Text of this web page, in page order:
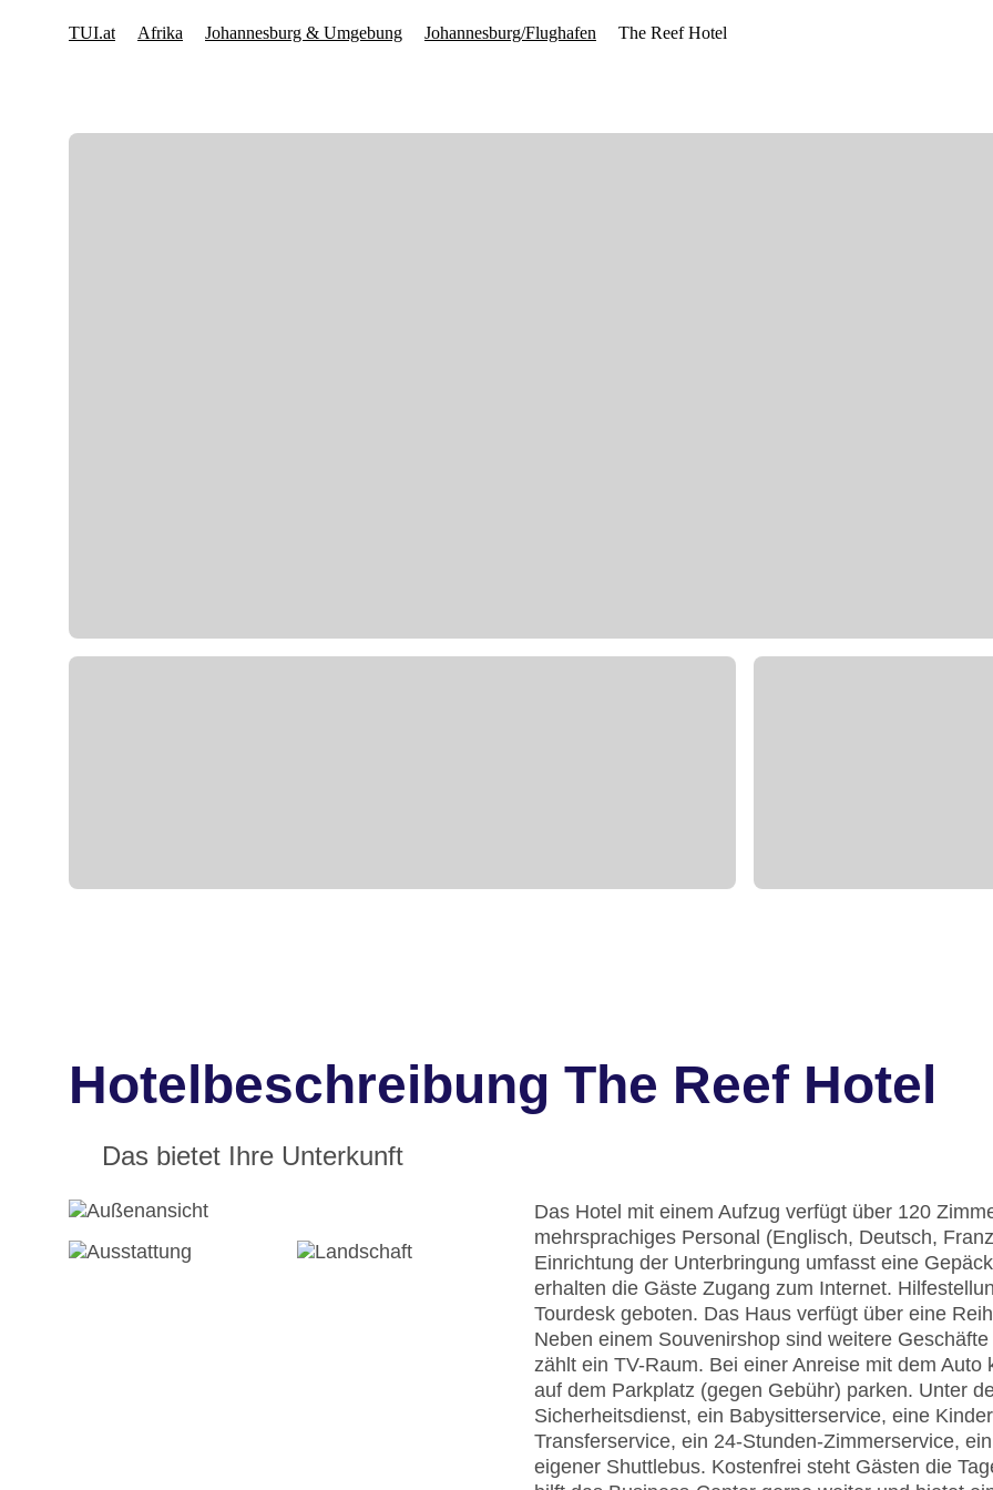
Hotelbeschreibung The Reef Hotel
Das bietet Ihre Unterkunft
Das Hotel mit einem Aufzug verfügt über 120
mehrsprachiges Personal (Englisch, Deutsch,
Einrichtung der Unterbringung umfasst eine
erhalten die Gäste Zugang zum Internet.
Tourdesk geboten. Das Haus verfügt über eine
Neben einem Souvenirshop sind weitere
zählt ein TV-Raum. Bei einer Anreise mit dem
auf dem Parkplatz (gegen Gebühr) parken. Unter
Sicherheitsdienst, ein Babysitterservice, eine
Transferservice, ein 24-Stunden-Zimmerservice,
eigener Shuttlebus. Kostenfrei steht Gästen die